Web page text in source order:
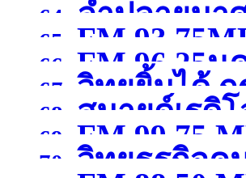
ประจวบคีรีขัน
64. ลำปลายมา
65. FM
66. FM 96.25น
67. วิทยุยิ้มได้ ก
68.
สมายด์เรดิ
97.75MHzกรุ
69. FM 99.75
70. วิทยุธุรกิจค